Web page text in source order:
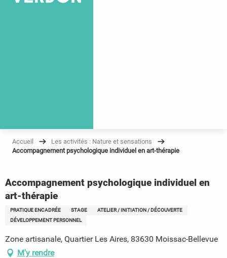
Accueil
Les activités : Nature et sensations
Accompagnement psychologique individuel en art-thérapie
Accompagnement psychologique individuel en
art-thérapie
PRATIQUE ENCADRÉE STAGE
ATELIER / INITIATION / DÉCOUVERTE
DÉVELOPPEMENT PERSONNEL
Zone artisanale, Quartier Les Aires, 83630 Moissac-Bellevue
M'y rendre